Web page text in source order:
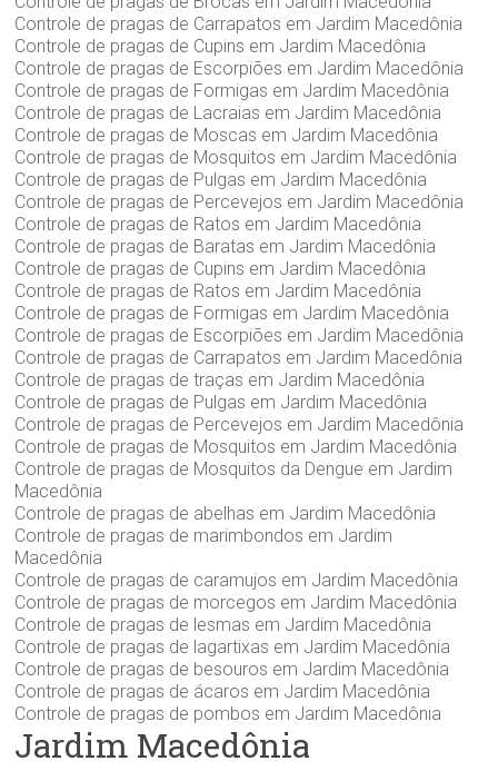
Controle de pragas de Carrapatos em Jardim Macedônia
Controle de pragas de Cupins em Jardim Macedônia
Controle de pragas de Escorpiões em Jardim Macedônia
Controle de pragas de Formigas em Jardim Macedônia
Controle de pragas de Lacraias em Jardim Macedônia
Controle de pragas de Moscas em Jardim Macedônia
Controle de pragas de Mosquitos em Jardim Macedônia
Controle de pragas de Pulgas em Jardim Macedônia
Controle de pragas de Percevejos em Jardim Macedônia
Controle de pragas de Ratos em Jardim Macedônia
Controle de pragas de Baratas em Jardim Macedônia
Controle de pragas de Cupins em Jardim Macedônia
Controle de pragas de Ratos em Jardim Macedônia
Controle de pragas de Formigas em Jardim Macedônia
Controle de pragas de Escorpiões em Jardim Macedônia
Controle de pragas de Carrapatos em Jardim Macedônia
Controle de pragas de traças em Jardim Macedônia
Controle de pragas de Pulgas em Jardim Macedônia
Controle de pragas de Percevejos em Jardim Macedônia
Controle de pragas de Mosquitos em Jardim Macedônia
Controle de pragas de Mosquitos da Dengue em Jardim
Macedônia
Controle de pragas de abelhas em Jardim Macedônia
Controle de pragas de marimbondos em Jardim
Macedônia
Controle de pragas de caramujos em Jardim Macedônia
Controle de pragas de morcegos em Jardim Macedônia
Controle de pragas de lesmas em Jardim Macedônia
Controle de pragas de lagartixas em Jardim Macedônia
Controle de pragas de besouros em Jardim Macedônia
Controle de pragas de ácaros em Jardim Macedônia
Controle de pragas de pombos em Jardim Macedônia
Jardim Macedônia